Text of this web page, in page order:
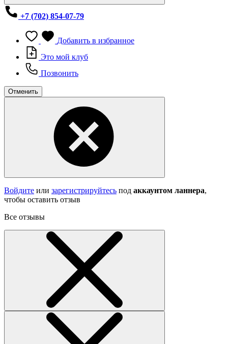
+7 (702) 854-07-79
Добавить в избранное
Это мой клуб
Позвонить
Отменить
Войдите или зарегистрируйтесь под аккаунтом ланнера,
чтобы оставить отзыв
Все отзывы